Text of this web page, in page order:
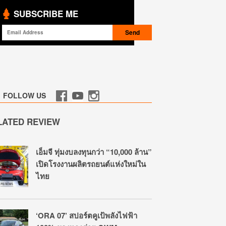
SUBSCRIBE ME
FOLLOW US
REVIEW
เอ็มจี ทุ่มงบลงทุนกว่า “10,000 ล้าน”
เปิดโรงงานผลิตรถยนต์แห่งใหม่ใน
ไทย
‘ORA 07’ สปอร์ตคูเป้พลังไฟฟ้า